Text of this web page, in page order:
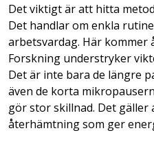
Det viktigt är att hitta
Det handlar om enkla
arbetsvardag. Här kommer
Forskning understryker
Det är inte bara de längre
även de korta
gör stor skillnad. Det gäller
återhämtning som ger